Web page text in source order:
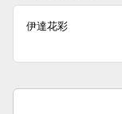
伊達花彩